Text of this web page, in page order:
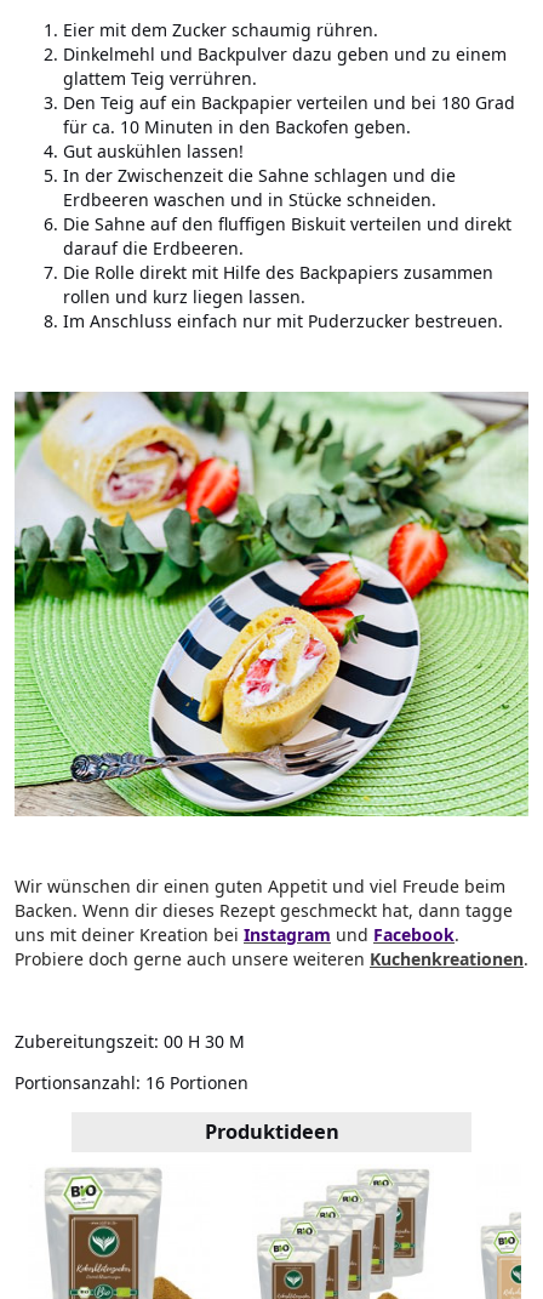
Eier mit dem Zucker schaumig rühren.
Dinkelmehl und Backpulver dazu geben und zu einem
glattem Teig verrühren.
Den Teig auf ein Backpapier verteilen und bei 180 Grad
für ca. 10 Minuten in den Backofen geben.
Gut auskühlen lassen!
In der Zwischenzeit die Sahne schlagen und die
Erdbeeren waschen und in Stücke schneiden.
Die Sahne auf den fluffigen Biskuit verteilen und direkt
darauf die Erdbeeren.
Die Rolle direkt mit Hilfe des Backpapiers zusammen
rollen und kurz liegen lassen.
Im Anschluss einfach nur mit Puderzucker bestreuen.
Wir wünschen dir einen guten Appetit und viel Freude beim
Backen. Wenn dir dieses Rezept geschmeckt hat, dann tagge
uns mit deiner Kreation bei Instagram und Facebook.
Probiere doch gerne auch unsere weiteren Kuchenkreationen.
Zubereitungszeit: 00 H 30 M
Portionsanzahl: 16 Portionen
Produktideen